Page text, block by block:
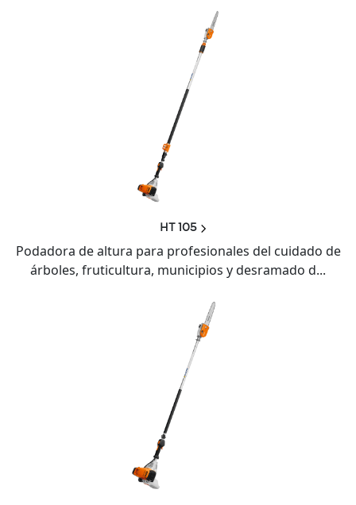
HT 105
Podadora de altura para profesionales del cuidado de
árboles, fruticultura, municipios y desramado d...